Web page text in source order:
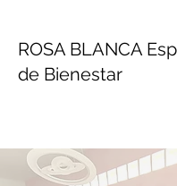
ROSA BLANCA
de Bienestar